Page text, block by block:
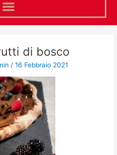
di bosco
/16 Febbraio 2021